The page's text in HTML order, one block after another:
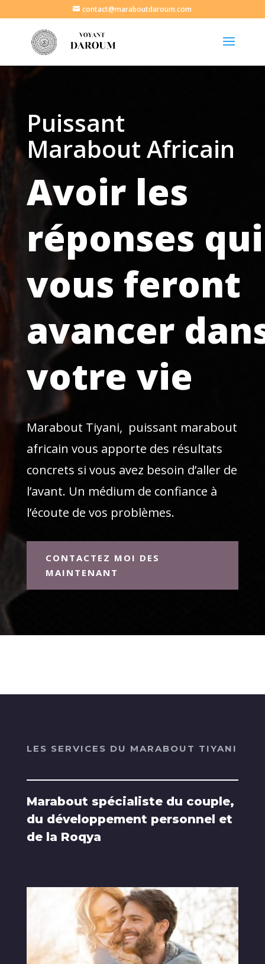
contact@maraboutdaroum.com
Puissant
Marabout Africain
Avoir les
réponses qui
vous feront
avancer
votre vie
Marabout Tiyani, puissant marabout
africain vous apporte des résultats
concrets si vous avez besoin d’aller de
l’avant. Un médium de confiance à
l’écoute de vos problèmes.
CONTACTEZ MOI DES
MAINTENANT
LES SERVICES DU MARABOUT TIYANI
Marabout spécialiste du couple,
du développement personnel et
de la Roqya